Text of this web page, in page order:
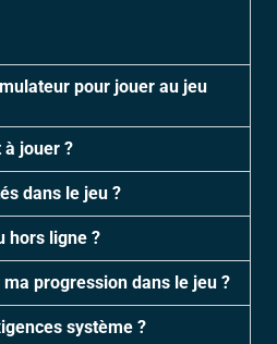
pour jouer au jeu
jouer ?
dans le jeu ?
hors ligne ?
progression dans le jeu ?
système ?